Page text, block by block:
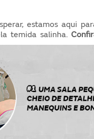
estamos aqui
temida salinha.